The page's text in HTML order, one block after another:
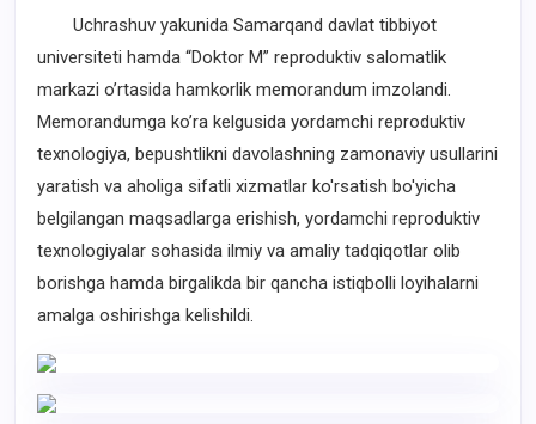
Uchrashuv yakunida Samarqand davlat tibbiyot
universiteti hamda “Doktor M” reproduktiv salomatlik
markazi o’rtasida hamkorlik memorandum imzolandi.
Memorandumga ko’ra kelgusida yordamchi reproduktiv
texnologiya, bepushtlikni davolashning zamonaviy usullarini
yaratish va aholiga sifatli xizmatlar ko'rsatish bo'yicha
belgilangan maqsadlarga erishish, yordamchi reproduktiv
texnologiyalar sohasida ilmiy va amaliy tadqiqotlar olib
borishga hamda birgalikda bir qancha istiqbolli loyihalarni
amalga oshirishga kelishildi.